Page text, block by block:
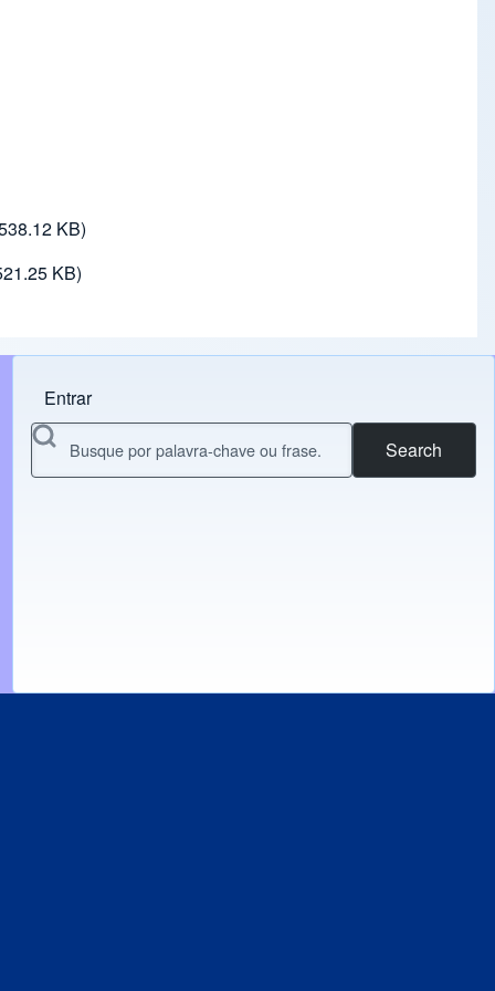
KB)
KB)
Menu do usuário
Entrar
Search